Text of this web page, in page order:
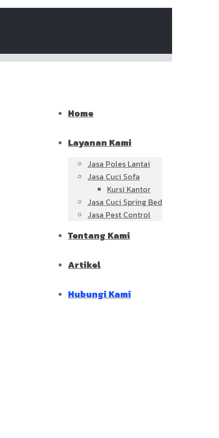
Home
Layanan Kami
Jasa Poles Lantai
Jasa Cuci Sofa
Kursi Kantor
Jasa Cuci Spring Bed
Jasa Pest Control
Tentang Kami
Artikel
Hubungi Kami